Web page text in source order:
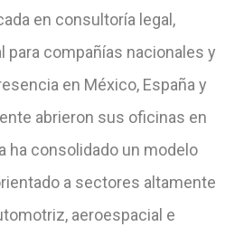
en consultoría legal,
para compañías nacionales y
en México, España y
abrieron sus oficinas en
ha consolidado un modelo
a sectores altamente
aeroespacial e